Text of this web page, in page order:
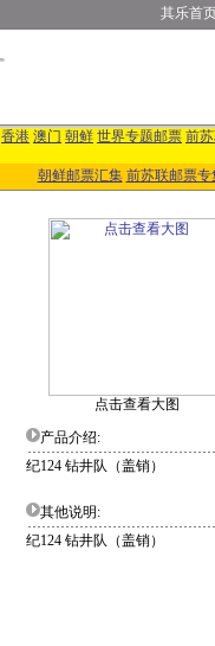
其乐首
香港 澳门 朝鲜 世界专题邮票 前
朝鲜邮票汇集 前苏联邮票专
点击查看大图
产品介绍:
纪124 钻井队（盖销）
其他说明:
纪124 钻井队（盖销）